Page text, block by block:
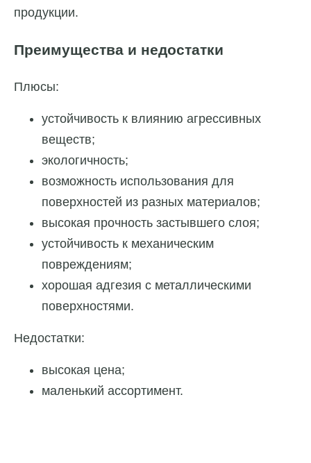
продукции.
Преимущества и недостатки
Плюсы:
устойчивость к влиянию агрессивных
веществ;
экологичность;
возможность использования для
поверхностей из разных материалов;
высокая прочность застывшего слоя;
устойчивость к механическим
повреждениям;
хорошая адгезия с металлическими
поверхностями.
Недостатки:
высокая цена;
маленький ассортимент.